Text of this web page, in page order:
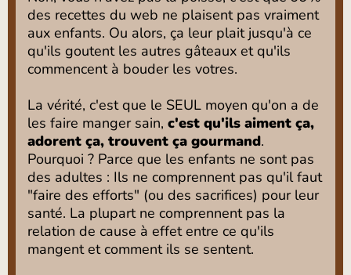
des recettes du web ne plaisent pas vraiment
aux enfants. Ou alors, ça leur plait jusqu'à ce
qu'ils goutent les autres gâteaux et qu'ils
commencent à bouder les votres.
La vérité, c'est que le SEUL moyen qu'on a de
les faire manger sain, c'est qu'ils aiment ça,
adorent ça, trouvent ça gourmand.
Pourquoi ? Parce que les enfants ne sont pas
des adultes : Ils ne comprennent pas qu'il faut
"faire des efforts" (ou des sacrifices) pour leur
santé. La plupart ne comprennent pas la
relation de cause à effet entre ce qu'ils
mangent et comment ils se sentent.